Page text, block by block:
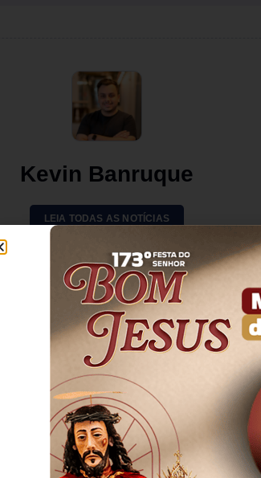
Kevin Banruque
LEIA TODAS AS NOTÍCIAS
Mais